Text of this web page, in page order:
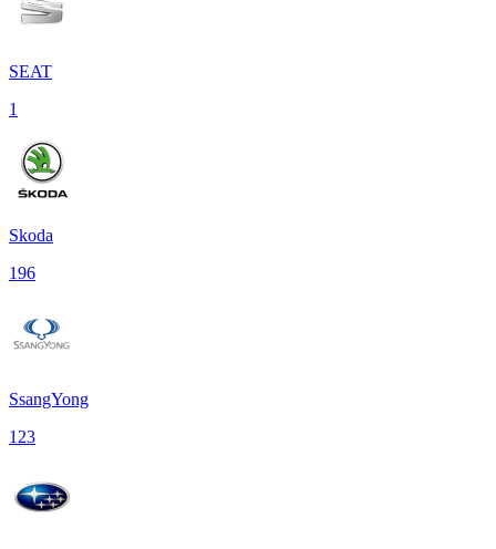
SEAT
1
Skoda
196
SsangYong
123